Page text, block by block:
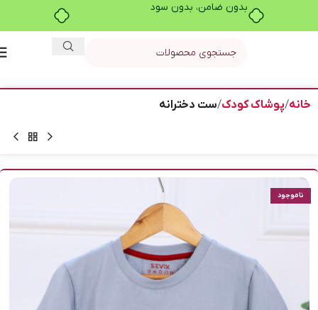
بدون ضامن، بدون سود
خانه پوشاک کودک ست دخترانه
ناموجود